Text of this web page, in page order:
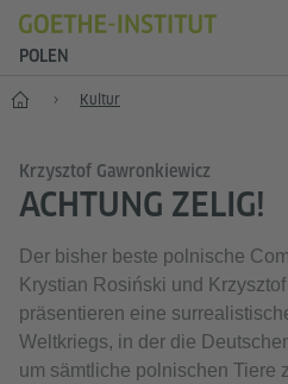
POLEN
Start Kultur
Krzysztof Gawronkiewicz
ACHTUNG ZELIG!
Der bisher beste polnische
Krystian Rosiński und
präsentieren eine
Weltkriegs, in der die
um sämtliche polnischen Tiere